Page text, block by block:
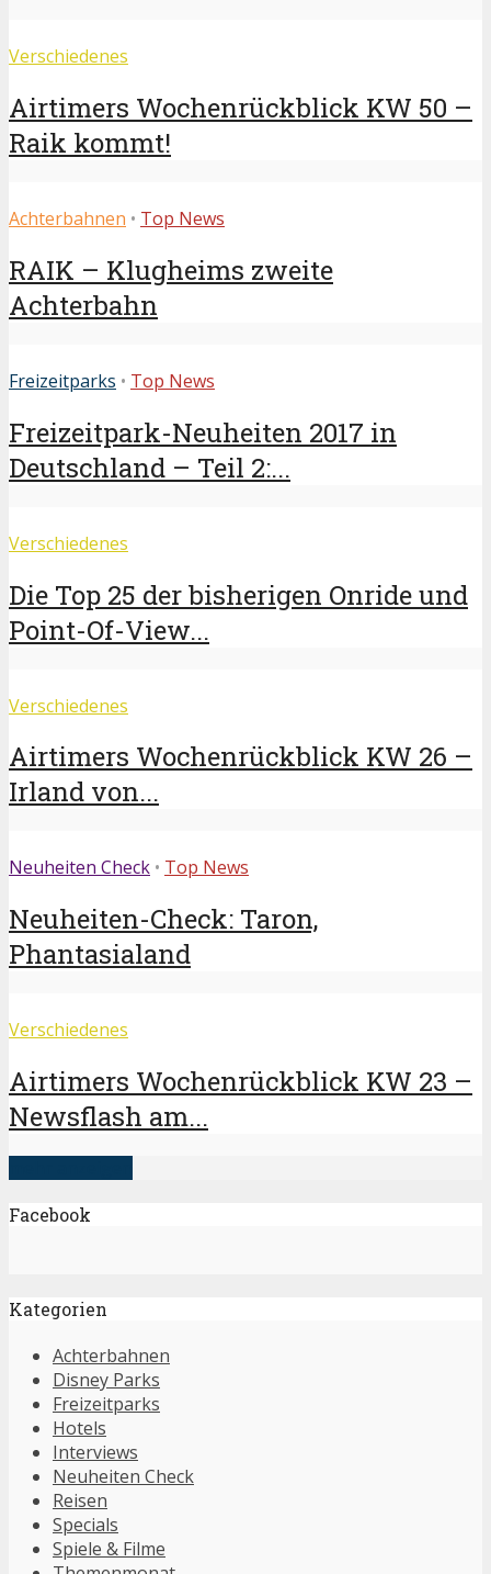
Verschiedenes
Airtimers Wochenrückblick KW 50 –
Raik kommt!
Achterbahnen • Top News
RAIK – Klugheims zweite
Achterbahn
Freizeitparks • Top News
Freizeitpark-Neuheiten 2017 in
Deutschland – Teil 2:...
Verschiedenes
Die Top 25 der bisherigen Onride und
Point-Of-View...
Verschiedenes
Airtimers Wochenrückblick KW 26 –
Irland von...
Neuheiten Check • Top News
Neuheiten-Check: Taron,
Phantasialand
Verschiedenes
Airtimers Wochenrückblick KW 23 –
Newsflash am...
Facebook
Kategorien
Achterbahnen
Disney Parks
Freizeitparks
Hotels
Interviews
Neuheiten Check
Reisen
Specials
Spiele & Filme